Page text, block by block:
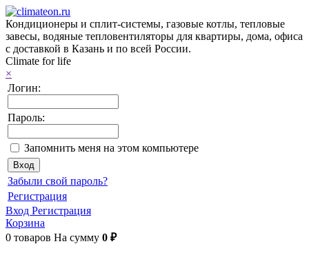
Кондиционеры и сплит-системы, газовые котлы, тепловые
завесы, водяные тепловентиляторы для квартиры, дома, офиса
с доставкой в Казань и по всей России.
Climate for life
×
Логин:
Пароль:
Запомнить меня на этом компьютере
Забыли свой пароль?
Регистрация
Вход Регистрация
Корзина
0 товаров На сумму 0 ₽